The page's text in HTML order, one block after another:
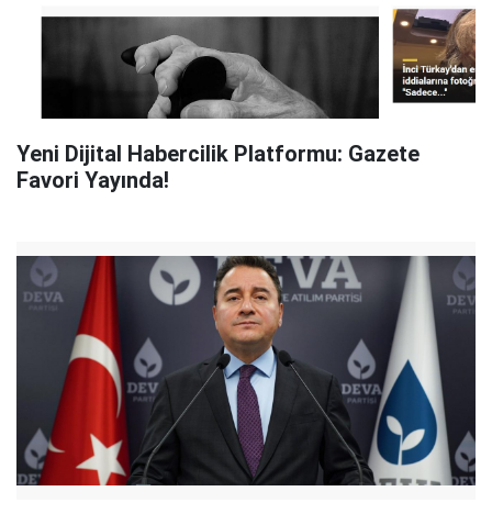
Yeni Dijital Habercilik Platformu: Gazete
Favori Yayında!